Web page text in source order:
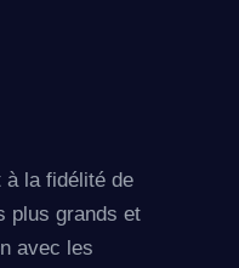
à la fidélité de
plus grands et
avec les